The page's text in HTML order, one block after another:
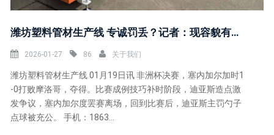
潍坊塑料管材生产线 专诚罚丢？记者：现容貌有记者皆在问，迪亚斯是专诚罚丢点球吗？
2026-01-27 86 关于我们
潍坊塑料管材生产线 01月19日讯 非洲杯决赛，塞内加尔加时1
-0打败摩洛哥，夺得。比赛成例技巧补时阶段，迪亚斯造点激
发争议，塞内加尔度罢赛离场，回到比赛后，迪亚斯主罚勺子
点球被充公。 手机：1863...